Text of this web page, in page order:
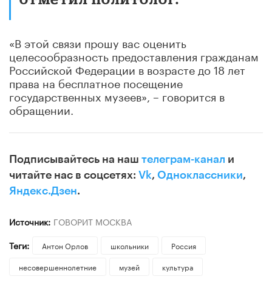
«В этой связи прошу вас оценить
целесообразность предоставления гражданам
Российской Федерации в возрасте до 18 лет
права на бесплатное посещение
государственных музеев», – говорится в
обращении.
Подписывайтесь на наш телеграм-канал и
читайте нас в соцсетях: Vk, Одноклассники,
Яндекс.Дзен.
Источник: ГОВОРИТ МОСКВА
Теги:
Антон Орлов школьники
Россия
несовершеннолетние
музей культура